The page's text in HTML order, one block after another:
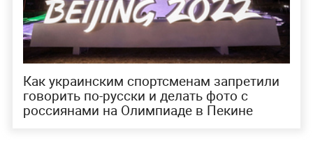
Как украинским спортсменам запретили
говорить по-русски и делать фото с
россиянами на Олимпиаде в Пекине